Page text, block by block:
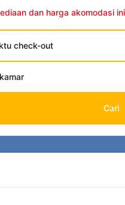
dan harga akomodasi ini
check-out
Cari